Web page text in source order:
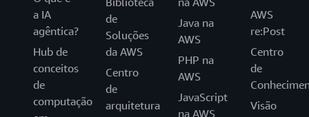
a IA
agêntica?
Hub de
conceitos
de
computação
de
Soluções
da AWS
Centro
de
arquitetura
Java na
AWS
PHP na
AWS
JavaScript
na AWS
AWS
re:Post
Centro
de
Visão